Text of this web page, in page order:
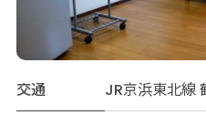
交通
JR京浜東北線